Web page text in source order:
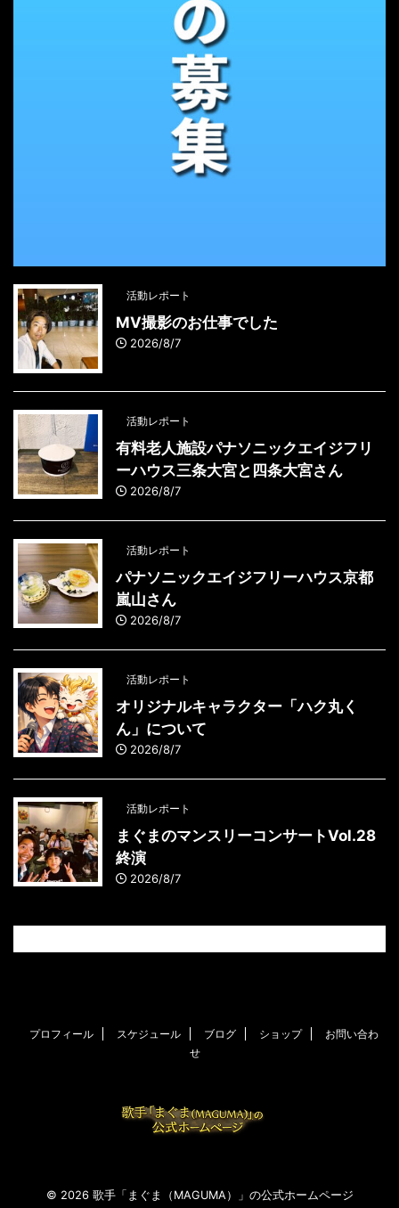
活動レポート
MV撮影のお仕事でした
2026/8/7
活動レポート
有料老人施設パナソニックエイジフリ
ーハウス三条大宮と四条大宮さん
2026/8/7
活動レポート
パナソニックエイジフリーハウス京都
嵐山さん
2026/8/7
活動レポート
オリジナルキャラクター「ハク丸く
ん」について
2026/8/7
活動レポート
まぐまのマンスリーコンサートVol.28
終演
2026/8/7
プロフィール スケジュール ブログ ショップ
お問い合わ
せ
© 2026 歌手「まぐま（MAGUMA）」の公式ホームページ